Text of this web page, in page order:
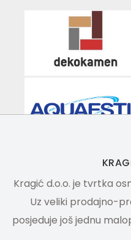
Kragić d.o.o. je tvrtka
Uz veliki prodajno-
posjeduje još jednu